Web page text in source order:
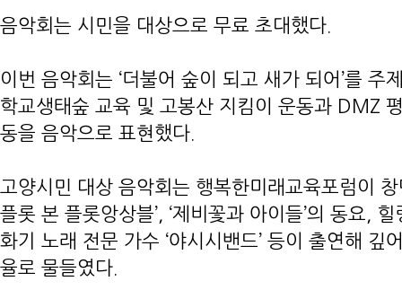
음악회는 시민을 대상으로 무료 초대했다.
이번 음악회는 ‘더불어 숲이 되고 새가 되어’를 주
학교생태숲 교육 및 고봉산 지킴이 운동과 DMZ
동을 음악으로 표현했다.
고양시민 대상 음악회는 행복한미래교육포럼이 창
플롯 본 플롯앙상블’, ‘제비꽃과 아이들’의 동요,
화기 노래 전문 가수 ‘야시시밴드’ 등이 출연해 깊
율로 물들였다.